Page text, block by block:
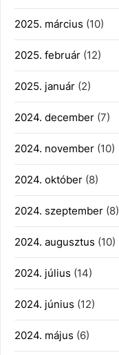
2025. március (10)
2025. február (12)
2025. január (2)
2024. december (7)
2024. november (10)
2024. október (8)
2024. szeptember (8)
2024. augusztus (10)
2024. július (14)
2024. június (12)
2024. május (6)